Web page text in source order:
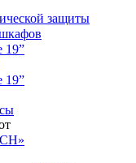
защиты
19”
19”